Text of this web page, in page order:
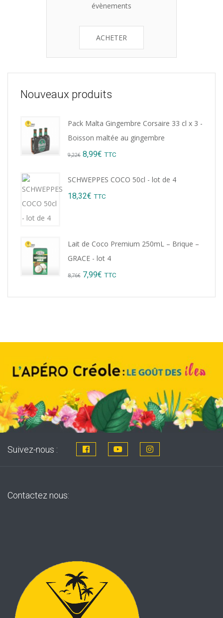
évènements
ACHETER
Nouveaux produits
Pack Malta Gingembre Corsaire 33 cl x 3 -
Boisson maltée au gingembre
9,22€ Original
8,99€ Current
TTC
SCHWEPPES COCO 50cl - lot de 4
18,32€ TTC
Lait de Coco Premium 250mL – Brique –
GRACE - lot 4
8,76€ Original
7,99€ Current
TTC
Suivez-nous :
Contactez nous: